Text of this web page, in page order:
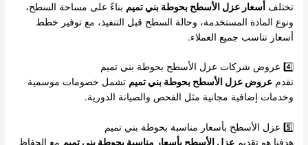
تختلف أسعار عزل الأسطح بحوطة بني تميم بناءً على مساحة السطح،
ونوع المادة المستخدمة، وحالة السطح قبل التنفيذ، مع توفير خطط
أسعار تناسب جميع العملاء.
4️⃣ عروض شركات عزل الأسطح بحوطة بني تميم
نقدمعروض عزل الأسطح بحوطة بني تميم تشمل خصومات موسمية
وخدمات إضافية مجانية مثل الفحص والصيانة الدورية.
5️⃣ عزل الأسطح بأسعار مناسبة بحوطة بني تميم
هدفنا هو تقديمعزل الأسطح بأسعار مناسبة بحوطة بني تميم مع الحفاظ